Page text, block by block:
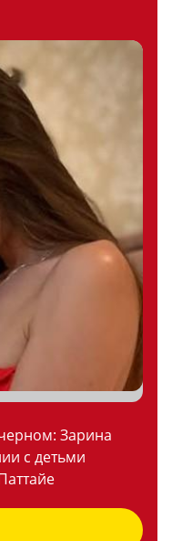
Зарина
с детьми